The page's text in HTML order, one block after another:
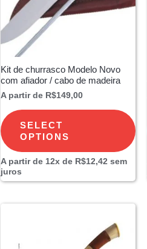
Kit de churrasco Modelo Novo
com afiador / cabo de madeira
A partir de R$149,00
SELECT
OPTIONS
A partir de 12x de R$12,42 sem
juros